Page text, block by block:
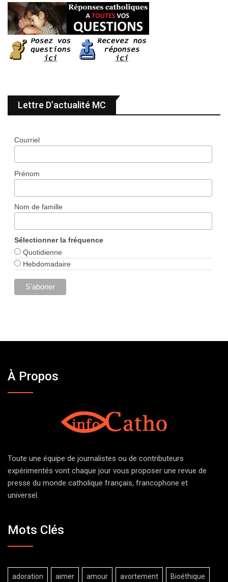
Lettre D’actualité MC
Courriel
Prénom
Nom de famille
Sélectionner la fréquence
Quotidienne
Hebdomadaire
À Propos
Toute une équipe de journalistes ou de contributeurs
expérimentés vont chaque jour vous proposer une revue de
presse du monde catholique français, francophone et
universel.
Mots Clés
adoration aimer amour avortement Bioéthique